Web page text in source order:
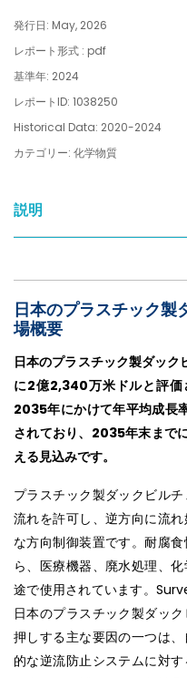
発行日: May, 2026
レポート形式 : pdf
基準年: 2024
レポートID: 1038250
Historical Data: 2020-2024
カテゴリー: 化学物質
説明
日本のプラスチック製
場概要
日本のプラスチック製ダッ
に2億2,340万米ドルと評
2035年にかけて年平均成長
されており、2035年末まで
える見込みです。
プラスチック製ダックビル
流れを許可し、逆方向に流
な方向制御装置です。耐腐
ら、医療機器、廃水処理、
途で使用されています。
日本のプラスチック製ダッ
押しする主な要因の一つは
的な逆流防止システムに対